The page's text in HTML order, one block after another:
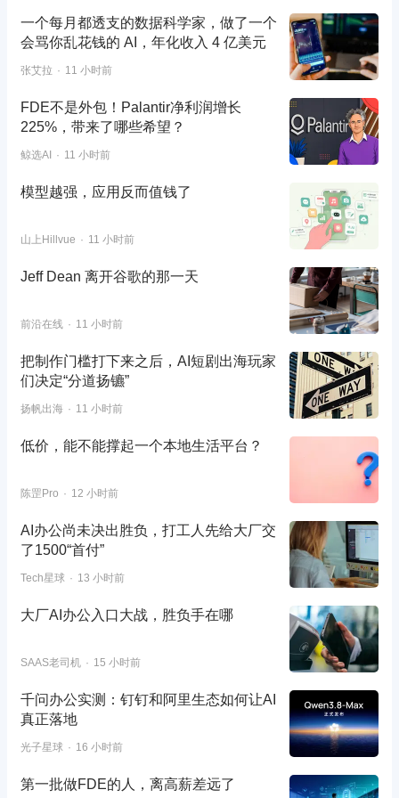
一个每月都透支的数据科学家，做了一个
会骂你乱花钱的 AI，年化收入 4 亿美元
张艾拉 11 小时前
FDE不是外包！Palantir净利润增长
225%，带来了哪些希望？
鲸选AI 11 小时前
模型越强，应用反而值钱了
山上Hillvue 11 小时前
Jeff Dean 离开谷歌的那一天
前沿在线 11 小时前
把制作门槛打下来之后，AI短剧出海玩家
们决定“分道扬镳”
扬帆出海 11 小时前
低价，能不能撑起一个本地生活平台？
陈罡Pro 12 小时前
AI办公尚未决出胜负，打工人先给大厂交
了1500“首付”
Tech星球 13 小时前
大厂AI办公入口大战，胜负手在哪
SAAS老司机 15 小时前
千问办公实测：钉钉和阿里生态如何让AI
真正落地
光子星球 16 小时前
第一批做FDE的人，离高薪差远了